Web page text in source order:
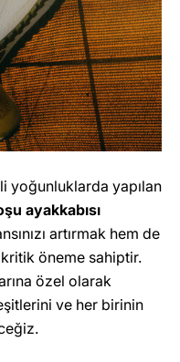
yoğunluklarda yapılan
ayakkabısı
artırmak hem de
öneme sahiptir.
özel olarak
ve her birinin